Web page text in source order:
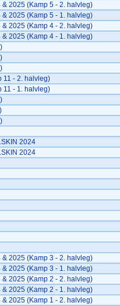
2025 (Kamp 5 - 2. halvleg)
2025 (Kamp 5 - 1. halvleg)
2025 (Kamp 4 - 2. halvleg)
2025 (Kamp 4 - 1. halvleg)
11 - 2. halvleg)
11 - 1. halvleg)
2024
2024
2025 (Kamp 3 - 2. halvleg)
2025 (Kamp 3 - 1. halvleg)
2025 (Kamp 2 - 2. halvleg)
2025 (Kamp 2 - 1. halvleg)
2025 (Kamp 1 - 2. halvleg)